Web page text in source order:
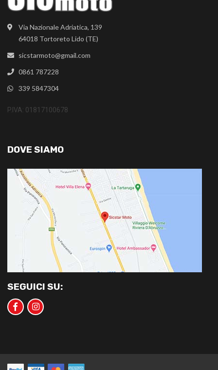
Via Nazionale Adriatica, 139
64018 Tortoreto Lido (TE)
sicstarmoto@gmail.com
0861 787228
339 5847304
P.IVA: 01817100678
DOVE SIAMO
SEGUICI SU: